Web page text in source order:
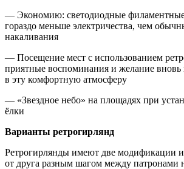
— Экономию: светодиодные
гораздо меньше электричества, чем
накаливания
— Посещение мест с использованием
приятные воспоминания и желание вновь
в эту комфортную атмосферу
— «Звездное небо» на площадях при
ёлки
Варианты ретрогирлянд
Ретрогирлянды имеют две модификации
от друга разным шагом между патронами